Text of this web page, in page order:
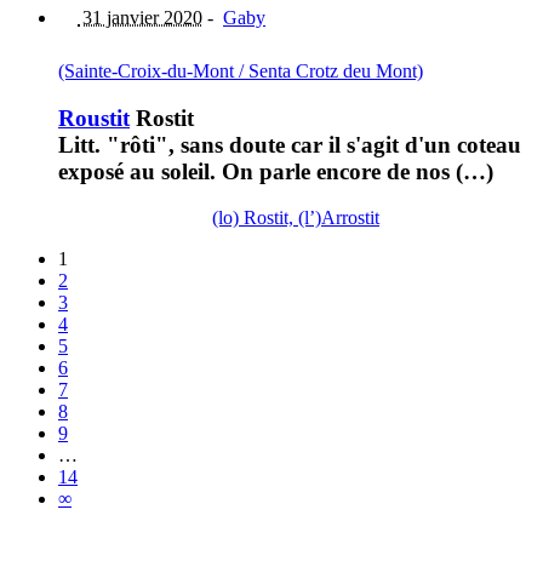
31 janvier 2020 - Gaby
(Sainte-Croix-du-Mont / Senta Crotz deu Mont)
Roustit Rostit
Litt. "rôti", sans doute car il s'agit d'un coteau
exposé au soleil. On parle encore de nos (…)
(lo) Rostit, (l’)Arrostit
1
2
3
4
5
6
7
8
9
…
14
∞